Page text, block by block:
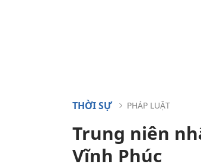
THỜI SỰ PHÁP LUẬT
Trung niên
Vĩnh Phúc